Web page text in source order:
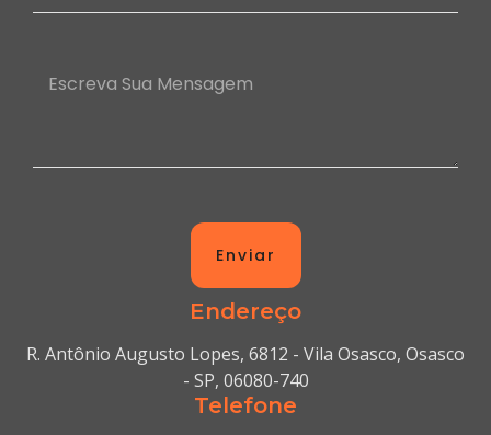
Endereço
R. Antônio Augusto Lopes, 6812 - Vila Osasco, Osasco
- SP, 06080-740
Telefone
Enviar